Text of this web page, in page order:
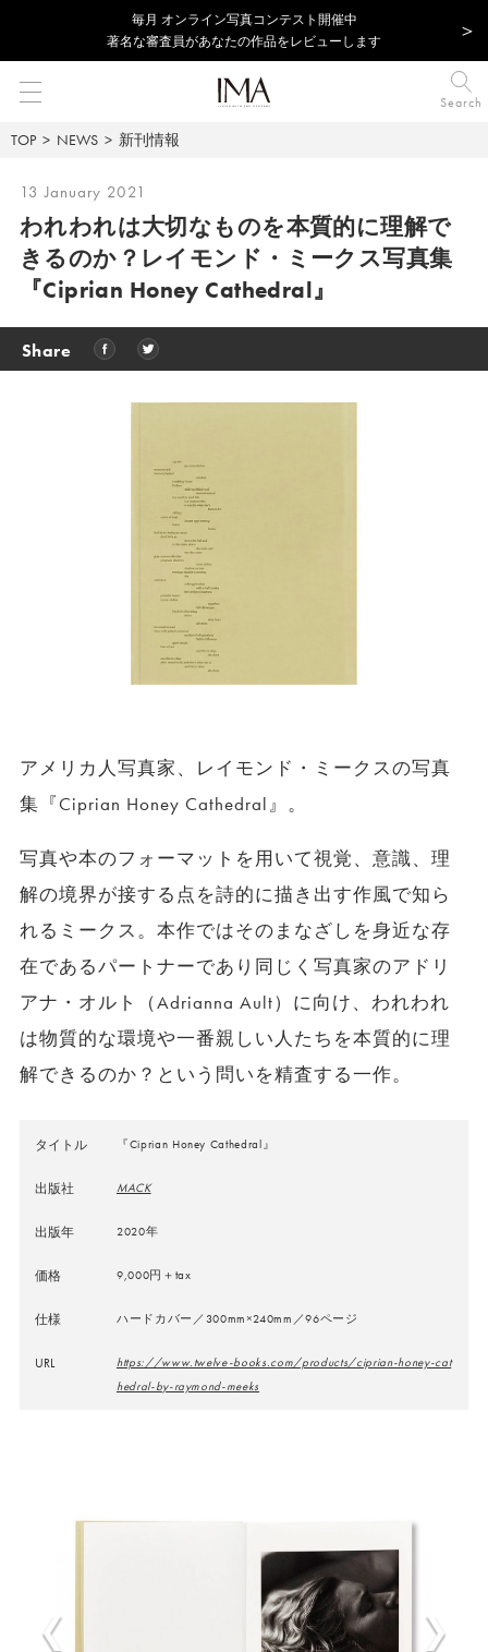
毎⽉ オンライン写真コンテスト開催中
著名な審査員があなたの作品をレビューします
Search
TOP NEWS 新刊情報
13 January 2021
われわれは大切なものを本質的に理解で
きるのか？レイモンド・ミークス写真集
『Ciprian Honey Cathedral』
Share
アメリカ人写真家、レイモンド・ミークスの写真
集『Ciprian Honey Cathedral』。
写真や本のフォーマットを用いて視覚、意識、理
解の境界が接する点を詩的に描き出す作風で知ら
れるミークス。本作ではそのまなざしを身近な存
在であるパートナーであり同じく写真家のアドリ
アナ・オルト（Adrianna Ault）に向け、われわれ
は物質的な環境や一番親しい人たちを本質的に理
解できるのか？という問いを精査する一作。
タイトル 『Ciprian Honey Cathedral』
出版社 MACK
出版年 2020年
価格 9,000円＋tax
仕様 ハードカバー／300mm×240mm／96ページ
URL
https://www.twelve-books.com/products/ciprian-honey-cat
hedral-by-raymond-meeks